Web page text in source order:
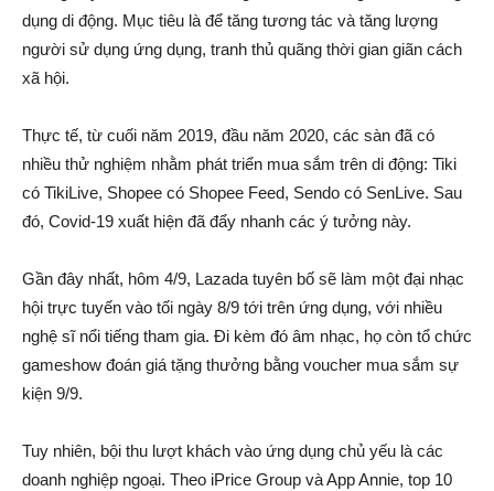
dụng di động. Mục tiêu là để tăng tương tác và tăng lượng
người sử dụng ứng dụng, tranh thủ quãng thời gian giãn cách
xã hội.
Thực tế, từ cuối năm 2019, đầu năm 2020, các sàn đã có
nhiều thử nghiệm nhằm phát triển mua sắm trên di động: Tiki
có TikiLive, Shopee có Shopee Feed, Sendo có SenLive. Sau
đó, Covid-19 xuất hiện đã đẩy nhanh các ý tưởng này.
Gần đây nhất, hôm 4/9, Lazada tuyên bố sẽ làm một đại nhạc
hội trực tuyến vào tối ngày 8/9 tới trên ứng dụng, với nhiều
nghệ sĩ nổi tiếng tham gia. Đi kèm đó âm nhạc, họ còn tổ chức
gameshow đoán giá tặng thưởng bằng voucher mua sắm sự
kiện 9/9.
Tuy nhiên, bội thu lượt khách vào ứng dụng chủ yếu là các
doanh nghiệp ngoại. Theo iPrice Group và App Annie, top 10